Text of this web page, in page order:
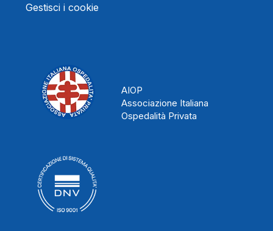
Gestisci i cookie
AIOP
Associazione Italiana
Ospedalità Privata